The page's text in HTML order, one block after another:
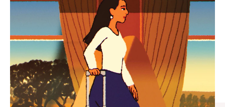
VÍDEO
ESTÁ
PAUSADO,
PULSE
PARA
SONIDO
DEL
VÍDEO
ESTÁ
DESACTIVADO:
PULSE
IDAS DE REGALO CUIDADOSAMENTE ELEGIDAS
Encuentre su compañero de
viaje ideal